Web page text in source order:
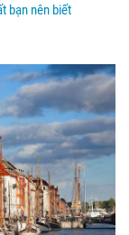
bạn nên biết